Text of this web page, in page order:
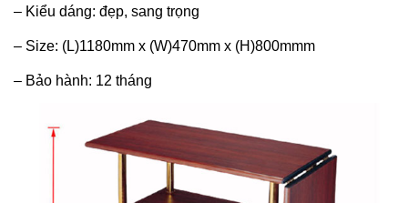
– Kiểu dáng: đẹp, sang trọng
– Size: (L)1180mm x (W)470mm x (H)800mmm
– Bảo hành: 12 tháng